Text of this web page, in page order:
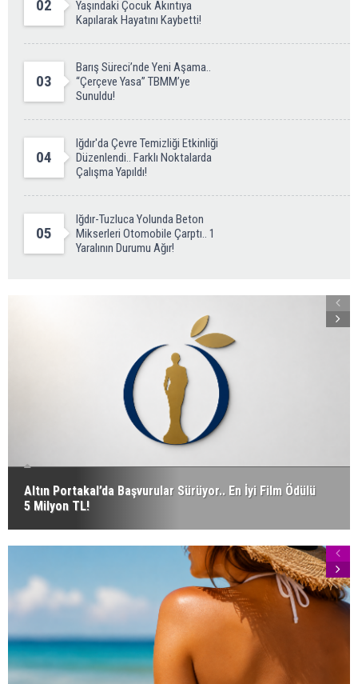
02
Yaşındaki Çocuk Akıntıya
Kapılarak Hayatını Kaybetti!
03
Barış Süreci’nde Yeni Aşama..
“Çerçeve Yasa” TBMM’ye
Sunuldu!
04
Iğdır'da Çevre Temizliği Etkinliği
Düzenlendi.. Farklı Noktalarda
Çalışma Yapıldı!
05
Iğdır-Tuzluca Yolunda Beton
Mikserleri Otomobile Çarptı.. 1
Yaralının Durumu Ağır!
Altın Portakal’da Başvurular Sürüyor.. En İyi Film Ödülü
5 Milyon TL!